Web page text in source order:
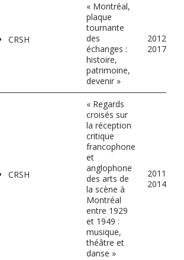
CRSH
« Montréal,
plaque
tournante
des
échanges :
histoire,
patrimoine,
devenir »
2012-
2017
CRSH
« Regards
croisés sur
la réception
critique
francophone
et
anglophone
des arts de
la scène à
Montréal
entre 1929
et 1949 :
musique,
théâtre et
danse »
2011-
2014